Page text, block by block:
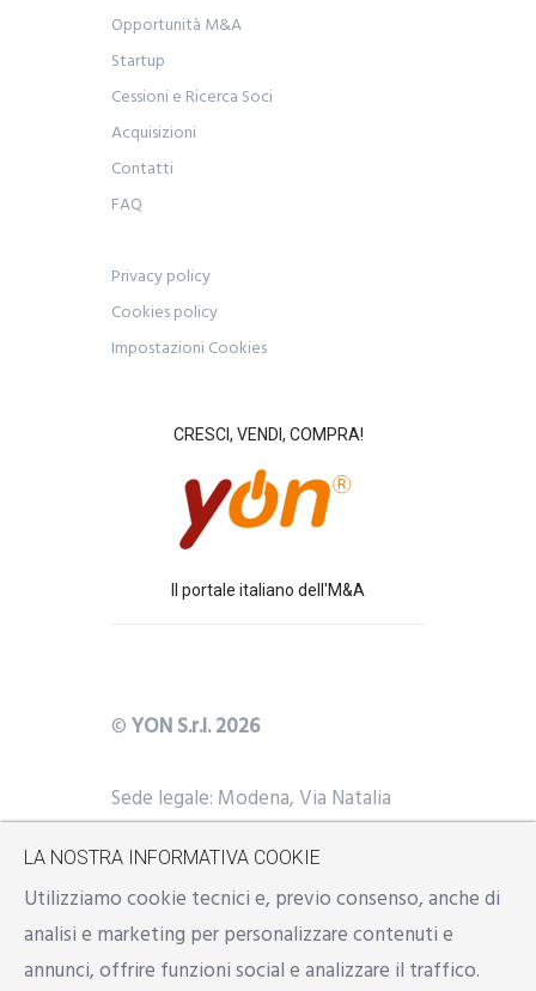
Opportunità M&A
Startup
Cessioni e Ricerca Soci
Acquisizioni
Contatti
FAQ
Privacy policy
Cookies policy
Impostazioni Cookies
CRESCI, VENDI, COMPRA!
Il portale italiano dell'M&A
©YON S.r.l. 2026
Sede legale: Modena, Via Natalia
Uffici: Modena, Reggio Emilia,
Milano
Mail:info@yon.it
P.IVA: 02533500357 | REA: RE
YBS
LA NOSTRA INFORMATIVA COOKIE
Utilizziamo cookie tecnici e, previo consenso, anche di
analisi e marketing per personalizzare contenuti e
annunci, offrire funzioni social e analizzare il traffico.